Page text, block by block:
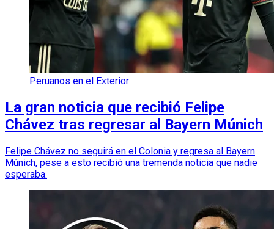
Peruanos en el Exterior
La gran noticia que recibió Felipe
Chávez tras regresar al Bayern Múnich
Felipe Chávez no seguirá en el Colonia y regresa al Bayern
Múnich, pese a esto recibió una tremenda noticia que nadie
esperaba.